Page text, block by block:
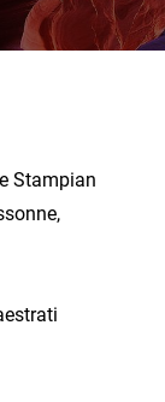
Stampian